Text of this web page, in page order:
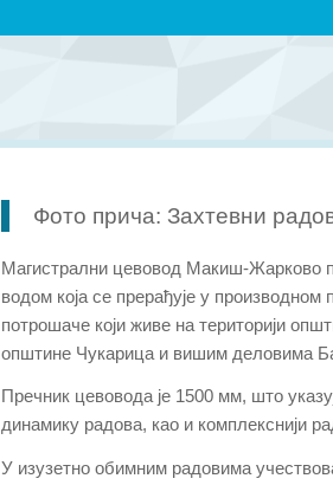
Фото прича: Захтевни
Магистрални цевовод Макиш-Жарково
водом која се прерађује у
потрошаче који живе на територији
општине Чукарица и вишим деловима
Пречник цевовода је 1500 мм, што
динамику радова, као и комплекснији
У изузетно обимним радовима